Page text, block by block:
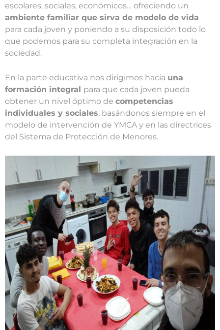
escolares, sociales, económicos… ofreciendo un
ambiente familiar que sirva de modelo de vida
para cada joven y poniendo a su disposición todo lo
que podemos para su completa integración en la
sociedad.
En la parte educativa nos dirigimos hacia una
formación integral para que cada joven pueda
obtener un nivel óptimo de competencias
individuales y sociales, basándonos siempre en el
modelo de intervención de YMCA y en las directrices
del Sistema de Protección de Menores.